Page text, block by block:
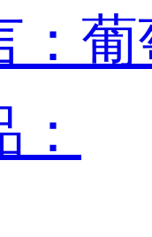
：